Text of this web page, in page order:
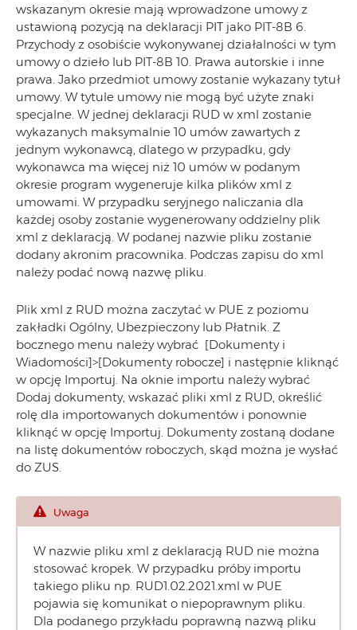
wskazanym okresie mają wprowadzone umowy z
ustawioną pozycją na deklaracji PIT jako PIT-8B 6.
Przychody z osobiście wykonywanej działalności w tym
umowy o dzieło lub PIT-8B 10. Prawa autorskie i inne
prawa. Jako przedmiot umowy zostanie wykazany tytuł
umowy. W tytule umowy nie mogą być użyte znaki
specjalne. W jednej deklaracji RUD w xml zostanie
wykazanych maksymalnie 10 umów zawartych z
jednym wykonawcą, dlatego w przypadku, gdy
wykonawca ma więcej niż 10 umów w podanym
okresie program wygeneruje kilka plików xml z
umowami. W przypadku seryjnego naliczania dla
każdej osoby zostanie wygenerowany oddzielny plik
xml z deklaracją. W podanej nazwie pliku zostanie
dodany akronim pracownika. Podczas zapisu do xml
należy podać nową nazwę pliku.
Plik xml z RUD można zaczytać w PUE z poziomu
zakładki Ogólny, Ubezpieczony lub Płatnik. Z
bocznego menu należy wybrać [Dokumenty i
Wiadomości]>[Dokumenty robocze] i następnie kliknąć
w opcję Importuj. Na oknie importu należy wybrać
Dodaj dokumenty, wskazać pliki xml z RUD, określić
rolę dla importowanych dokumentów i ponownie
kliknąć w opcję Importuj. Dokumenty zostaną dodane
na listę dokumentów roboczych, skąd można je wysłać
do ZUS.
Uwaga
W nazwie pliku xml z deklaracją RUD nie można
stosować kropek. W przypadku próby importu
takiego pliku np. RUD1.02.2021.xml w PUE
pojawia się komunikat o niepoprawnym pliku.
Dla podanego przykładu poprawną nazwą pliku